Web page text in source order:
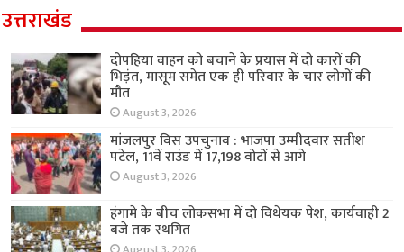
उत्तराखंड
दोपहिया वाहन को बचाने के प्रयास में दो कारों की
भिड़ंत, मासूम समेत एक ही परिवार के चार लोगों की
मौत
August 3, 2026
मांजलपुर विस उपचुनाव : भाजपा उम्मीदवार सतीश
पटेल, 11वें राउंड में 17,198 वोटों से आगे
August 3, 2026
हंगामे के बीच लोकसभा में दो विधेयक पेश, कार्यवाही 2
बजे तक स्थगित